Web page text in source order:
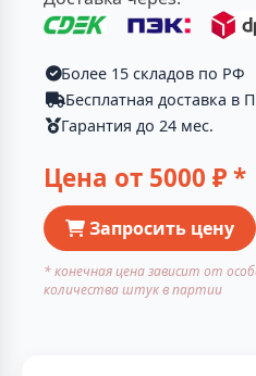
Более 15 складов по РФ
Бесплатная доставка в
Гарантия до 24 мес.
Цена от 5000 ₽ *
Запросить цену
* конечная цена зависит от
количества штук в партии